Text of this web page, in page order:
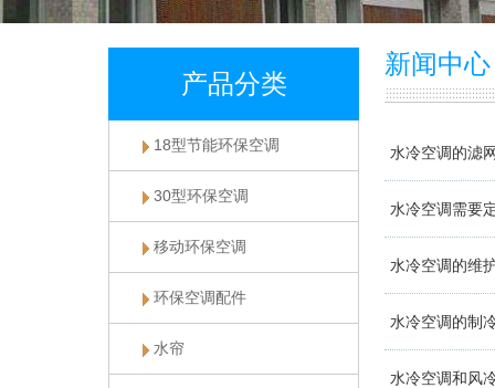
产品分类
18型节能环保空调
30型环保空调
移动环保空调
环保空调配件
水帘
新闻中心
水冷空调的滤
水冷空调需要
水冷空调的维
水冷空调的制
水冷空调和风